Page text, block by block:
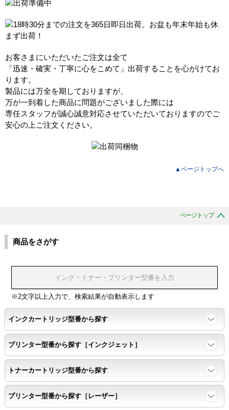
お客さまにいただいたご注文は全て
「迅速・確実・丁寧に心をこめて」出荷することを心がけてお
ります。
製品には万全を期しておりますが、
万が一到着した商品に問題がございました際には
専任スタッフが誠心誠意対応させていただいておりますのでご
安心の上ご注文ください。
▲ページトップへ
ページトップ
商品をさがす
※2文字以上入力で、検索結果が自動表示します
インクカートリッジ型番から探す
プリンター型番から探す［インクジェット］
トナーカートリッジ型番から探す
プリンター型番から探す［レーザー］